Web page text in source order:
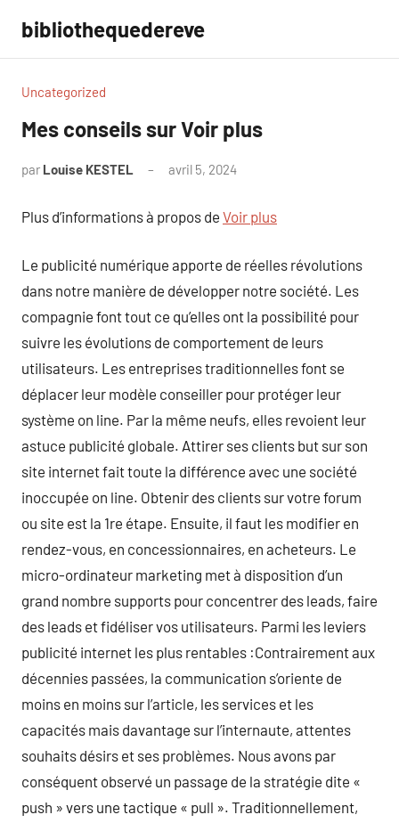
contenu
bibliothequedereve
Uncategorized
Mes conseils sur Voir plus
par Louise KESTEL avril 5, 2024
Plus d’informations à propos de Voir plus
Le publicité numérique apporte de réelles révolutions
dans notre manière de développer notre société. Les
compagnie font tout ce qu’elles ont la possibilité pour
suivre les évolutions de comportement de leurs
utilisateurs. Les entreprises traditionnelles font se
déplacer leur modèle conseiller pour protéger leur
système on line. Par la même neufs, elles revoient leur
astuce publicité globale. Attirer ses clients but sur son
site internet fait toute la différence avec une société
inoccupée on line. Obtenir des clients sur votre forum
ou site est la 1re étape. Ensuite, il faut les modifier en
rendez-vous, en concessionnaires, en acheteurs. Le
micro-ordinateur marketing met à disposition d’un
grand nombre supports pour concentrer des leads, faire
des leads et fidéliser vos utilisateurs. Parmi les leviers
publicité internet les plus rentables :Contrairement aux
décennies passées, la communication s’oriente de
moins en moins sur l’article, les services et les
capacités mais davantage sur l’internaute, attentes
souhaits désirs et ses problèmes. Nous avons par
conséquent observé un passage de la stratégie dite «
push » vers une tactique « pull ». Traditionnellement,